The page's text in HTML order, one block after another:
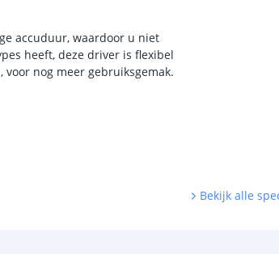
accuduur, waardoor u niet
heeft, deze driver is flexibel
nog meer gebruiksgemak.
Bekijk alle